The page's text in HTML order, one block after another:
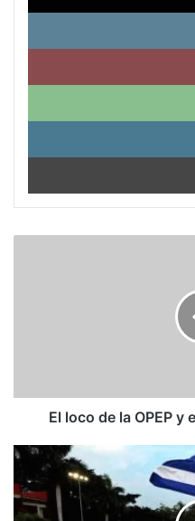
del
El loco de la OPEP y
Al
régimen
cubano
le